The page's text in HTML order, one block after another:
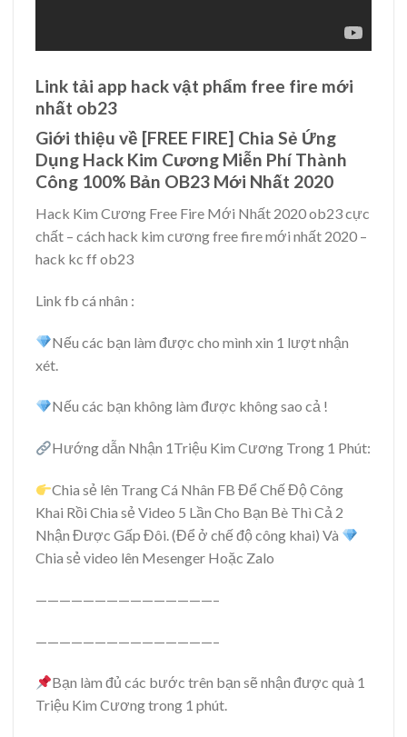
Link tải app hack vật phẩm free fire mới
nhất ob23
Giới thiệu về [FREE FIRE] Chia Sẻ Ứng
Dụng Hack Kim Cương Miễn Phí Thành
Công 100% Bản OB23 Mới Nhất 2020
Hack Kim Cương Free Fire Mới Nhất 2020 ob23 cực
chất – cách hack kim cương free fire mới nhất 2020 –
hack kc ff ob23
Link fb cá nhân :
Nếu các bạn làm được cho mình xin 1 lượt nhận
xét.
Nếu các bạn không làm được không sao cả !
Hướng dẫn Nhận 1Triệu Kim Cương Trong 1 Phút:
Chia sẻ lên Trang Cá Nhân FB Để Chế Độ Công
Khai Rồi Chia sẻ Video 5 Lần Cho Bạn Bè Thì Cả 2
Nhận Được Gấp Đôi. (Để ở chế độ công khai) Và
Chia sẻ video lên Mesenger Hoặc Zalo
———————————————–
———————————————–
Bạn làm đủ các bước trên bạn sẽ nhận được quà 1
Triệu Kim Cương trong 1 phút.